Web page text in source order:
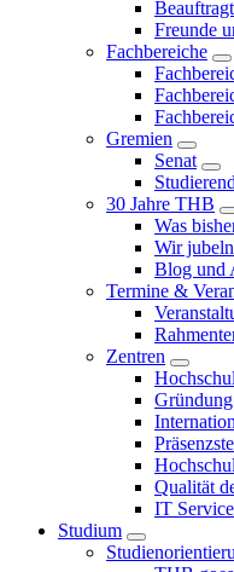
Freunde
Fachbereiche
Gremien
Senat
30 Jahre THB
Was
Wir
Blog und
Termine &
Zentren
Qualität
IT
Studium